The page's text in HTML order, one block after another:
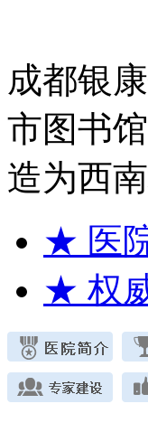
成都银
市图书
造为西
★ 医
★ 权